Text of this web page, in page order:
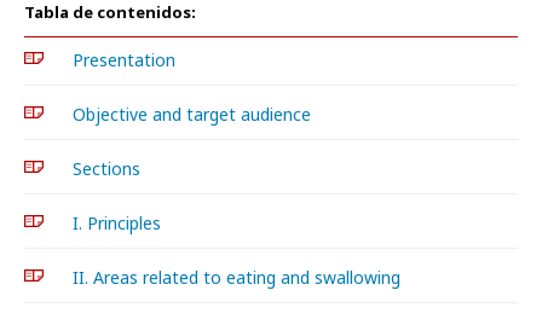
Tabla de contenidos:
Presentation
Objective and target audience
Sections
I. Principles
II. Areas related to eating and swallowing